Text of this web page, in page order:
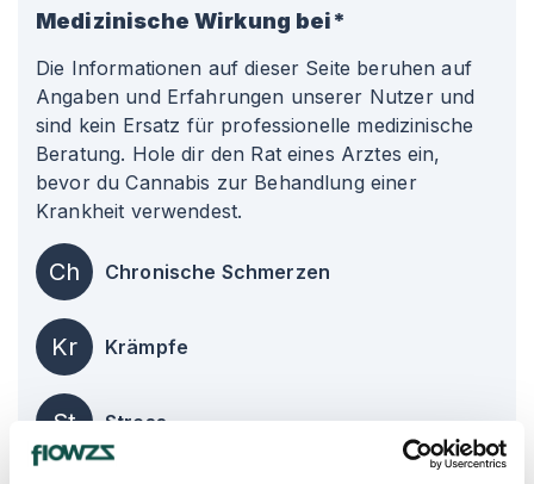
Medizinische Wirkung bei*
Die Informationen auf dieser Seite beruhen auf
Angaben und Erfahrungen unserer Nutzer und
sind kein Ersatz für professionelle medizinische
Beratung. Hole dir den Rat eines Arztes ein,
bevor du Cannabis zur Behandlung einer
Krankheit verwendest.
Ch Chronische Schmerzen
Kr Krämpfe
St Stress